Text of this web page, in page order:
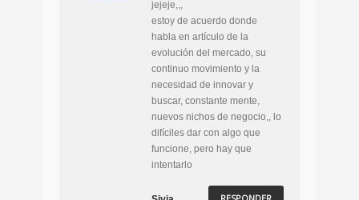
jejeje,,,
estoy de acuerdo donde
habla en artículo de la
evolución del mercado, su
continuo movimiento y la
necesidad de innovar y
buscar, constante mente,
nuevos nichos de negocio,, lo
difíciles dar con algo que
funcione, pero hay que
intentarlo